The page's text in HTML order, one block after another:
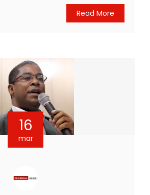
Read More
16
mar